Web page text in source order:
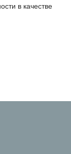
в качестве